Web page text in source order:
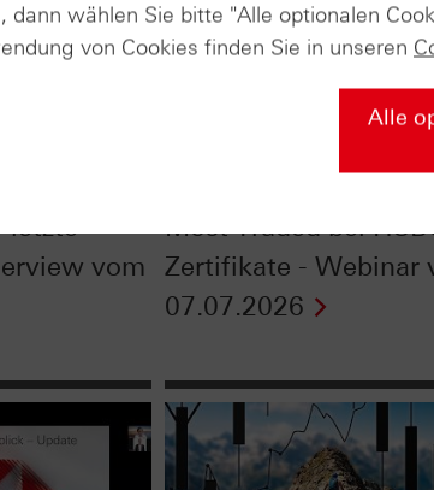
letzte
vom
Most Traded bei
Zertifikate - Webinar
07.07.2026
dann wählen Sie bitte "Alle optionalen
von Cookies finden Sie in unseren
Alle